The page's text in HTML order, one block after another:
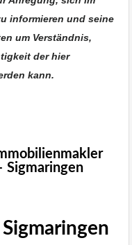
informieren und seine
um Verständnis,
der hier
kann.
Sigmaringen